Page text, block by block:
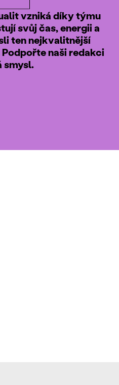
vzniká díky týmu
svůj čas, energii a
ten nejkvalitnější
naši redakci
smysl.